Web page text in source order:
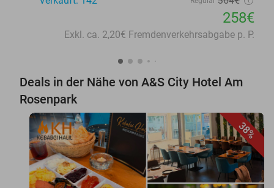
258€
Exkl. ca. 2,20€ Fremdenverkehrsabgabe p. P.
Deals in der Nähe von A&S City Hotel Am
Rosenpark
38%